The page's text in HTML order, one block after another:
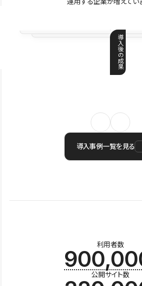
導
入
後
の
成
果
導入事例一覧を見る
利用者数
公開サイト数